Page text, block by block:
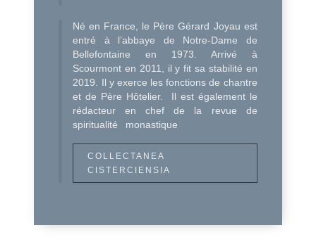
Né en France, le Père Gérard Joyau est
entré à l’abbaye de Notre-Dame de
Bellefontaine en 1973. Arrivé à
Scourmont en 2011, il y fit sa stabilité en
2019. Il y exerce les fonctions de chantre
et de Père Hôtelier. Il est également le
rédacteur en chef de la revue de
spiritualité monastique
COLLECTANEA
CISTERCIENSIA